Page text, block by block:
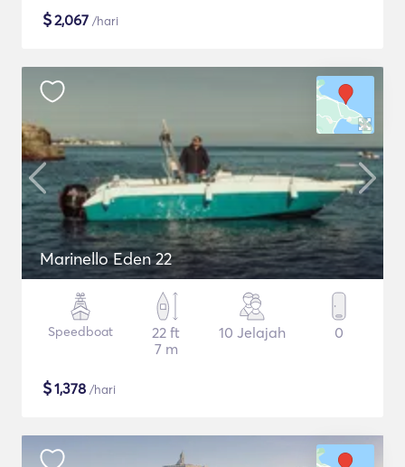
$2,067 /hari
Marinello Eden 22
Speedboat
22 ft
7 m
10 Jelajah 0
$1,378 /hari